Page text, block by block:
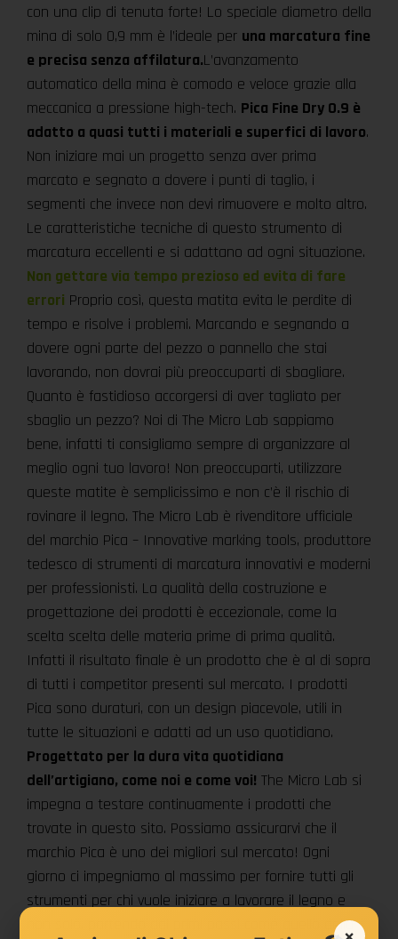
con una clip di tenuta forte! Lo speciale diametro della
mina di solo 0,9 mm è l’ideale per una marcatura fine
e precisa senza affilatura.L’avanzamento
automatico della mina è comodo e veloce grazie alla
meccanica a pressione high-tech. Pica Fine Dry 0.9 è
adatto a quasi tutti i materiali e superfici di lavoro.
Non iniziare mai un progetto senza aver prima
marcato e segnato a dovere i punti di taglio, i
segmenti che invece non devi rimuovere e molto altro.
Le caratteristiche tecniche di questo strumento di
marcatura eccellenti e si adattano ad ogni situazione.
Non gettare via tempo prezioso ed evita di fare
errori Proprio così, questa matita evita le perdite di
tempo e risolve i problemi. Marcando e segnando a
dovere ogni parte del pezzo o pannello che stai
lavorando, non dovrai più preoccuparti di sbagliare.
Quanto è fastidioso accorgersi di aver tagliato per
sbaglio un pezzo? Noi di The Micro Lab sappiamo
bene, infatti ti consigliamo sempre di organizzare al
meglio ogni tuo lavoro! Non preoccuparti, utilizzare
queste matite è semplicissimo e non c’è il rischio di
rovinare il legno. The Micro Lab è rivenditore ufficiale
del marchio Pica – Innovative marking tools, produttore
tedesco di strumenti di marcatura innovativi e moderni
per professionisti. La qualità della costruzione e
progettazione dei prodotti è eccezionale, come la
scelta scelta delle materia prime di prima qualità.
Infatti il risultato finale è un prodotto che è al di sopra
di tutti i competitor presenti sul mercato. I prodotti
Pica sono duraturi, con un design piacevole, utili in
tutte le situazioni e adatti ad un uso quotidiano.
Progettato per la dura vita quotidiana
dell’artigiano, come noi e come voi! The Micro Lab si
impegna a testare continuamente i prodotti che
trovate in questo sito. Possiamo assicurarvi che il
marchio Pica è uno dei migliori sul mercato! Ogni
giorno ci impegniamo al massimo per fornire tutti gli
strumenti per chi vuole iniziare a lavorare il legno e
non solo, partendo dai primi passi come quello della